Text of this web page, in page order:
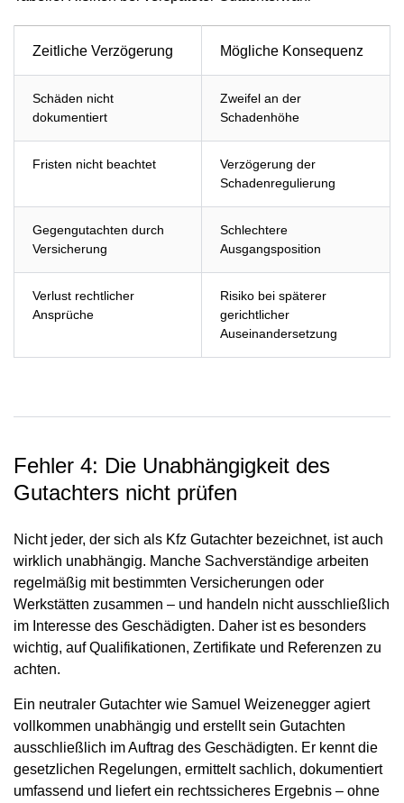
Zeitliche Verzögerung Mögliche Konsequenz
Schäden nicht
dokumentiert
Zweifel an der
Schadenhöhe
Fristen nicht beachtet
Verzögerung der
Schadenregulierung
Gegengutachten durch
Versicherung
Schlechtere
Ausgangsposition
Verlust rechtlicher
Ansprüche
Risiko bei späterer
gerichtlicher
Auseinandersetzung
Fehler 4: Die Unabhängigkeit des
Gutachters nicht prüfen
Nicht jeder, der sich als Kfz Gutachter bezeichnet, ist auch
wirklich unabhängig. Manche Sachverständige arbeiten
regelmäßig mit bestimmten Versicherungen oder
Werkstätten zusammen – und handeln nicht ausschließlich
im Interesse des Geschädigten. Daher ist es besonders
wichtig, auf Qualifikationen, Zertifikate und Referenzen zu
achten.
Ein neutraler Gutachter wie Samuel Weizenegger agiert
vollkommen unabhängig und erstellt sein Gutachten
ausschließlich im Auftrag des Geschädigten. Er kennt die
gesetzlichen Regelungen, ermittelt sachlich, dokumentiert
umfassend und liefert ein rechtssicheres Ergebnis – ohne